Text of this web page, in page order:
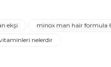
görüntülenemiyor.
ekşi minox man hair formula
nelerdir